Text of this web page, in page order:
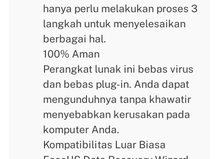
hanya perlu melakukan proses 3
langkah untuk menyelesaikan
berbagai hal.
100% Aman
Perangkat lunak ini bebas virus
dan bebas plug-in. Anda dapat
mengunduhnya tanpa khawatir
menyebabkan kerusakan pada
komputer Anda.
Kompatibilitas Luar Biasa